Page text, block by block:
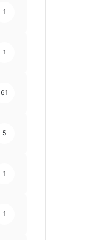
1
1
61
5
1
1